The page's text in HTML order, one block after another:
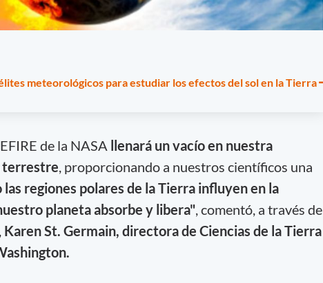
meteorológicos para estudiar los efectos del sol en la Tierra
de la NASA llenará un vacío en nuestra
terrestre , proporcionando a nuestros científicos una
las regiones polares de la Tierra influyen en la
planeta absorbe y libera", comentó, a través de
Karen St. Germain, directora de Ciencias de la Tierra